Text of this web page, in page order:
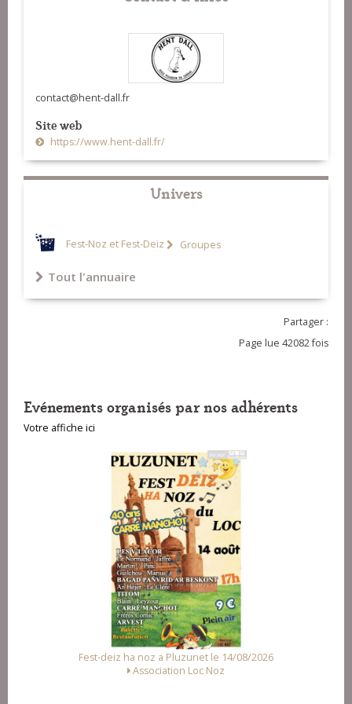
Sant-Rivoal)
18-Dans Léon (Yves Le Floc'h et
André Moal)
19-Dans Léon (Hent Dall)
contact@hent-dall.fr
Site web
https://www.hent-dall.fr/
Univers
Fest-Noz et Fest-Deiz Groupes
Tout l'annuaire
Partager :
Page lue 42082 fois
Evénements organisés par nos adhérents
Votre affiche ici
deiz ha noz a Pluzunet le 14/08/2026
Association Loc Noz